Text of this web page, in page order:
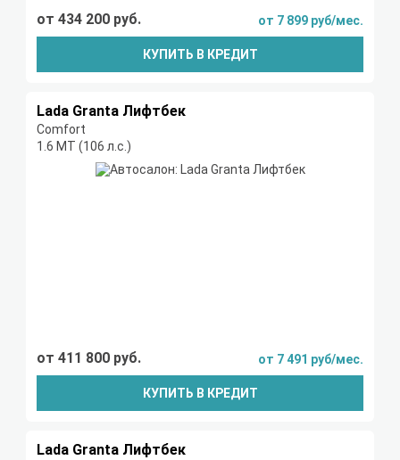
от 434 200 руб. от 7 899 руб/мес.
КУПИТЬ В КРЕДИТ
Lada Granta Лифтбек
Comfort
1.6 МТ (106 л.с.)
от 411 800 руб. от 7 491 руб/мес.
КУПИТЬ В КРЕДИТ
Lada Granta Лифтбек